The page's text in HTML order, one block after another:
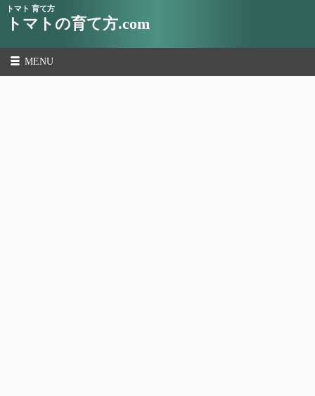
トマト 育て方
トマトの育て方.com
MENU